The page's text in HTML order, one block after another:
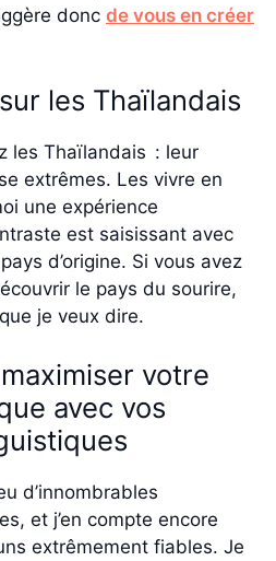
donc de vous en créer
les Thaïlandais
les Thaïlandais : leur
extrêmes. Les vivre en
une expérience
est saisissant avec
d’origine. Si vous avez
le pays du sourire,
je veux dire.
votre
avec vos
d’innombrables
et j’en compte encore
extrêmement fiables. Je